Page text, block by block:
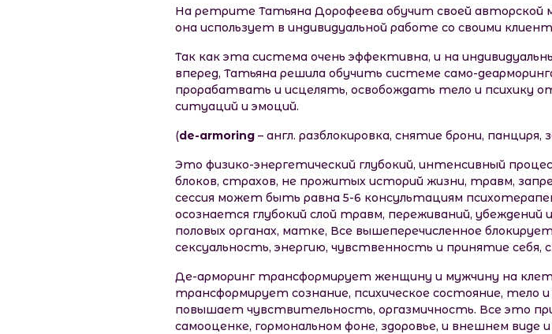
На ретрите Татьяна Дорофеева обучит своей авторской
она использует в индивидуальной работе со своими
Так как эта система очень эффективна, и на
вперед, Татьяна решила обучить системе само-
прорабатвать и исцелять, освобождать тело и психику
ситуаций и эмоций.
​(de-armoring – англ. разблокировка, снятие брони, панциря,
Это физико-энергетический глубокий, интенсивный
блоков, страхов, не прожитых историй жизни, травм,
сессия может быть равна 5-6 консультациям
осознается глубокий слой травм, переживаний,
половых органах, матке, Все вышеперечисленное
сексуальность, энергию, чувственность и принятие себя,
Де-арморинг трансформирует женщину и мужчину на
трансформирует сознание, психическое состояние, тело и
повышает чувствительность, оргазмичность. Все это
самооценке, гормональном фоне, здоровье, и внешнем виде